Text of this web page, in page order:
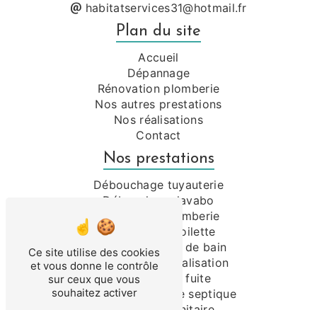
habitatservices31@hotmail.fr
Plan du site
Accueil
Dépannage
Rénovation plomberie
Nos autres prestations
Nos réalisations
Contact
Nos prestations
Débouchage tuyauterie
Débouchage lavabo
Dépannage plomberie
Débouchage toilette
Rénovation salle de bain
Débouchage canalisation
Recherche de fuite
Débouchage fosse septique
Ce site utilise des cookies
et vous donne le contrôle
sur ceux que vous
souhaitez activer